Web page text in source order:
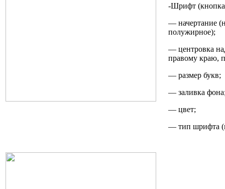
-Шрифт
— начертание
полужирное);
— центровка
правому краю,
— размер букв;
— заливка
— цвет;
— тип шрифта